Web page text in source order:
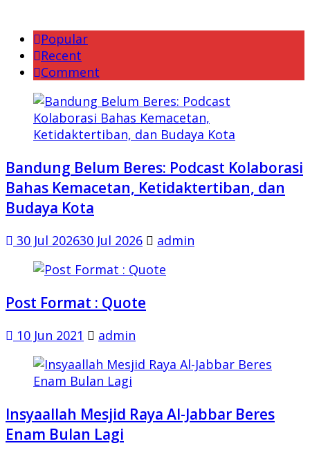
Popular
Recent
Comment
Bandung Belum Beres: Podcast Kolaborasi
Bahas Kemacetan, Ketidaktertiban, dan
Budaya Kota
30 Jul 202630 Jul 2026 admin
Post Format : Quote
10 Jun 2021 admin
Insyaallah Mesjid Raya Al-Jabbar Beres
Enam Bulan Lagi